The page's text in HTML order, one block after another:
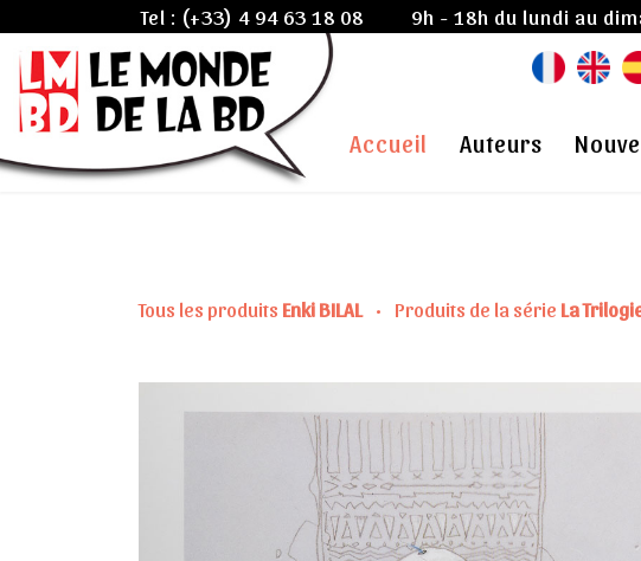
Tel : (+33) 4 94 63 18 08 9h - 18h du lundi au
Accueil Auteurs
Tous les produits Enki BILAL • Produits de la série La